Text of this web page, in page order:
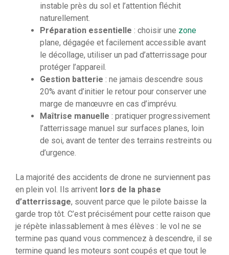
instable près du sol et l’attention fléchit
naturellement.
Préparation essentielle : choisir une zone
plane, dégagée et facilement accessible avant
le décollage, utiliser un pad d’atterrissage pour
protéger l’appareil.
Gestion batterie : ne jamais descendre sous
20% avant d’initier le retour pour conserver une
marge de manœuvre en cas d’imprévu.
Maîtrise manuelle : pratiquer progressivement
l’atterrissage manuel sur surfaces planes, loin
de soi, avant de tenter des terrains restreints ou
d’urgence.
La majorité des accidents de drone ne surviennent pas
en plein vol. Ils arrivent lors de la phase
d’atterrissage, souvent parce que le pilote baisse la
garde trop tôt. C’est précisément pour cette raison que
je répète inlassablement à mes élèves : le vol ne se
termine pas quand vous commencez à descendre, il se
termine quand les moteurs sont coupés et que tout le